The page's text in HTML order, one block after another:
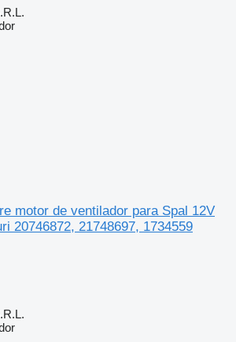
motor de ventilador para Spal 12V
20746872, 21748697, 1734559